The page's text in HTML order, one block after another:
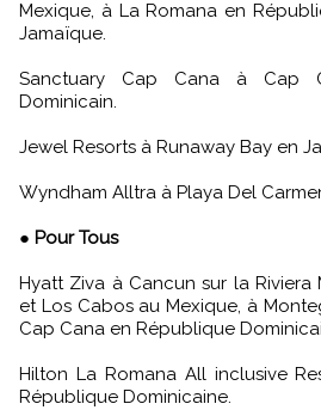
Mexique, à La Romana en
Jamaïque.
Sanctuary Cap Cana à Cap
Dominicain.
Jewel Resorts à Runaway Bay en
Wyndham Alltra à Playa Del
● Pour Tous
Hyatt Ziva à Cancun sur la Riviera
et Los Cabos au Mexique, à
Cap Cana en République
Hilton La Romana All inclusive
République Dominicaine.